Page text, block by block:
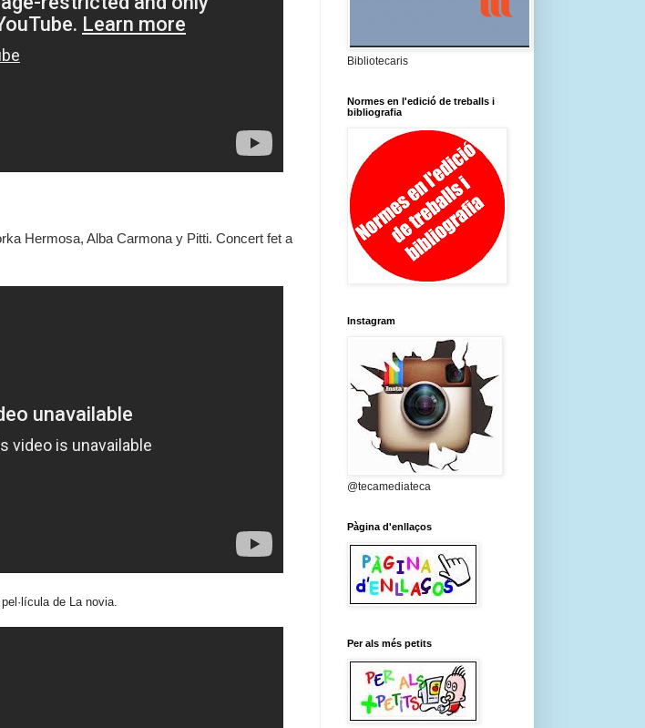
Hermosa, Alba Carmona y Pitti. Concert fet a
de La novia.
Bibliotecaris
Normes en l'edició de treballs i
bibliografia
Instagram
@tecamediateca
Pàgina d'enllaços
Per als més petits